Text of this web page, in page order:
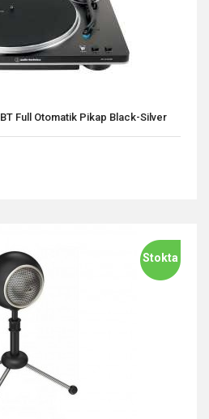
Full Otomatik Pikap Black-Silver
Stokta